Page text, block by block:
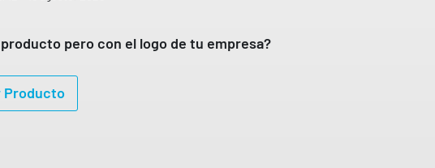
€
a
pero con el logo de tu empresa?
Producto